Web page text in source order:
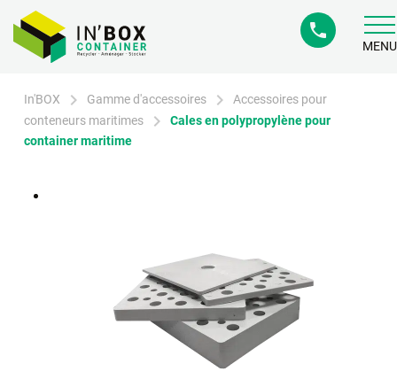
phone
MENU
In'BOX chevron_right Gamme d'accessoires chevron_right
Accessoires pour
conteneurs maritimes
chevron_right
Cales en polypropylène pour
container maritime